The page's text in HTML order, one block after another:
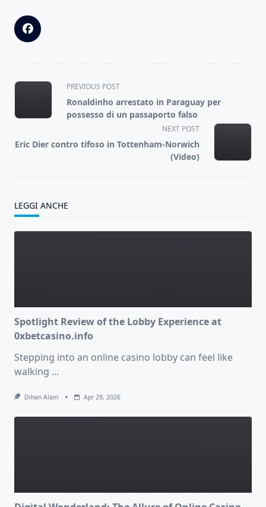
<span
class="nav-
subtitle
reader-
PREVIOUS POST
Ronaldinho arrestato in Paraguay per
possesso di un passaporto falso
NEXT POST
Eric Dier contro tifoso in Tottenham-Norwich
(Video)
LEGGI ANCHE
Spotlight Review of the Lobby Experience at
0xbetcasino.info
Stepping into an online casino lobby can feel like
walking ...
Dihan Alam Apr 29, 2026